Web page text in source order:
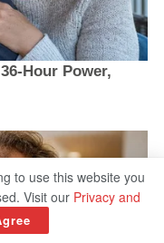
to use this website you
Visit our Privacy and